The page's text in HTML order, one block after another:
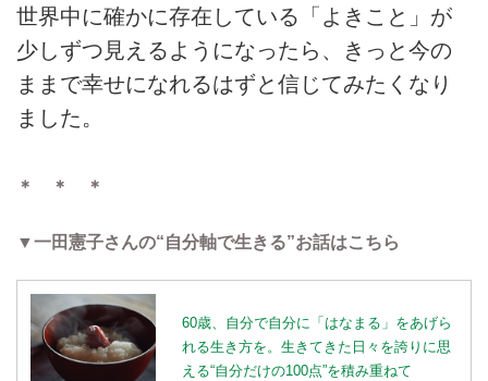
世界中に確かに存在している「よきこと」が
少しずつ見えるようになったら、きっと今の
ままで幸せになれるはずと信じてみたくなり
ました。
＊ ＊ ＊
▼一田憲子さんの“自分軸で生きる”お話はこちら
60歳、自分で自分に「はなまる」をあげら
れる生き方を。生きてきた日々を誇りに思
える“自分だけの100点”を積み重ねて